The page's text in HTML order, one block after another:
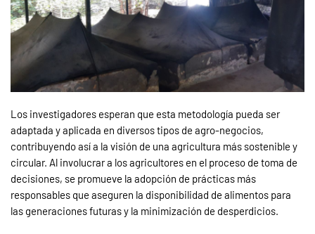
Los investigadores esperan que esta metodología pueda ser
adaptada y aplicada en diversos tipos de agro-negocios,
contribuyendo así a la visión de una agricultura más sostenible y
circular. Al involucrar a los agricultores en el proceso de toma de
decisiones, se promueve la adopción de prácticas más
responsables que aseguren la disponibilidad de alimentos para
las generaciones futuras y la minimización de desperdicios.